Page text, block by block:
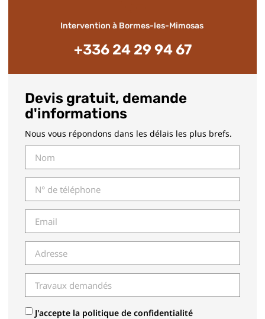
Intervention à Bormes-les-Mimosas
+336 24 29 94 67
Devis gratuit, demande
d'informations
Nous vous répondons dans les délais les plus brefs.
J'accepte la politique de confidentialité